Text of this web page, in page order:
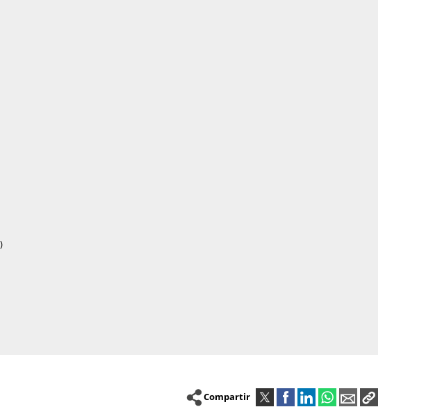
Compartir